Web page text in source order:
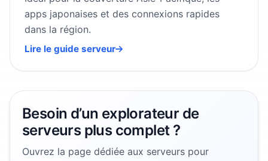
apps japonaises et des connexions rapides
dans la région.
Lire le guide serveur
Besoin d’un explorateur de
serveurs plus complet ?
Ouvrez la page dédiée aux serveurs pour